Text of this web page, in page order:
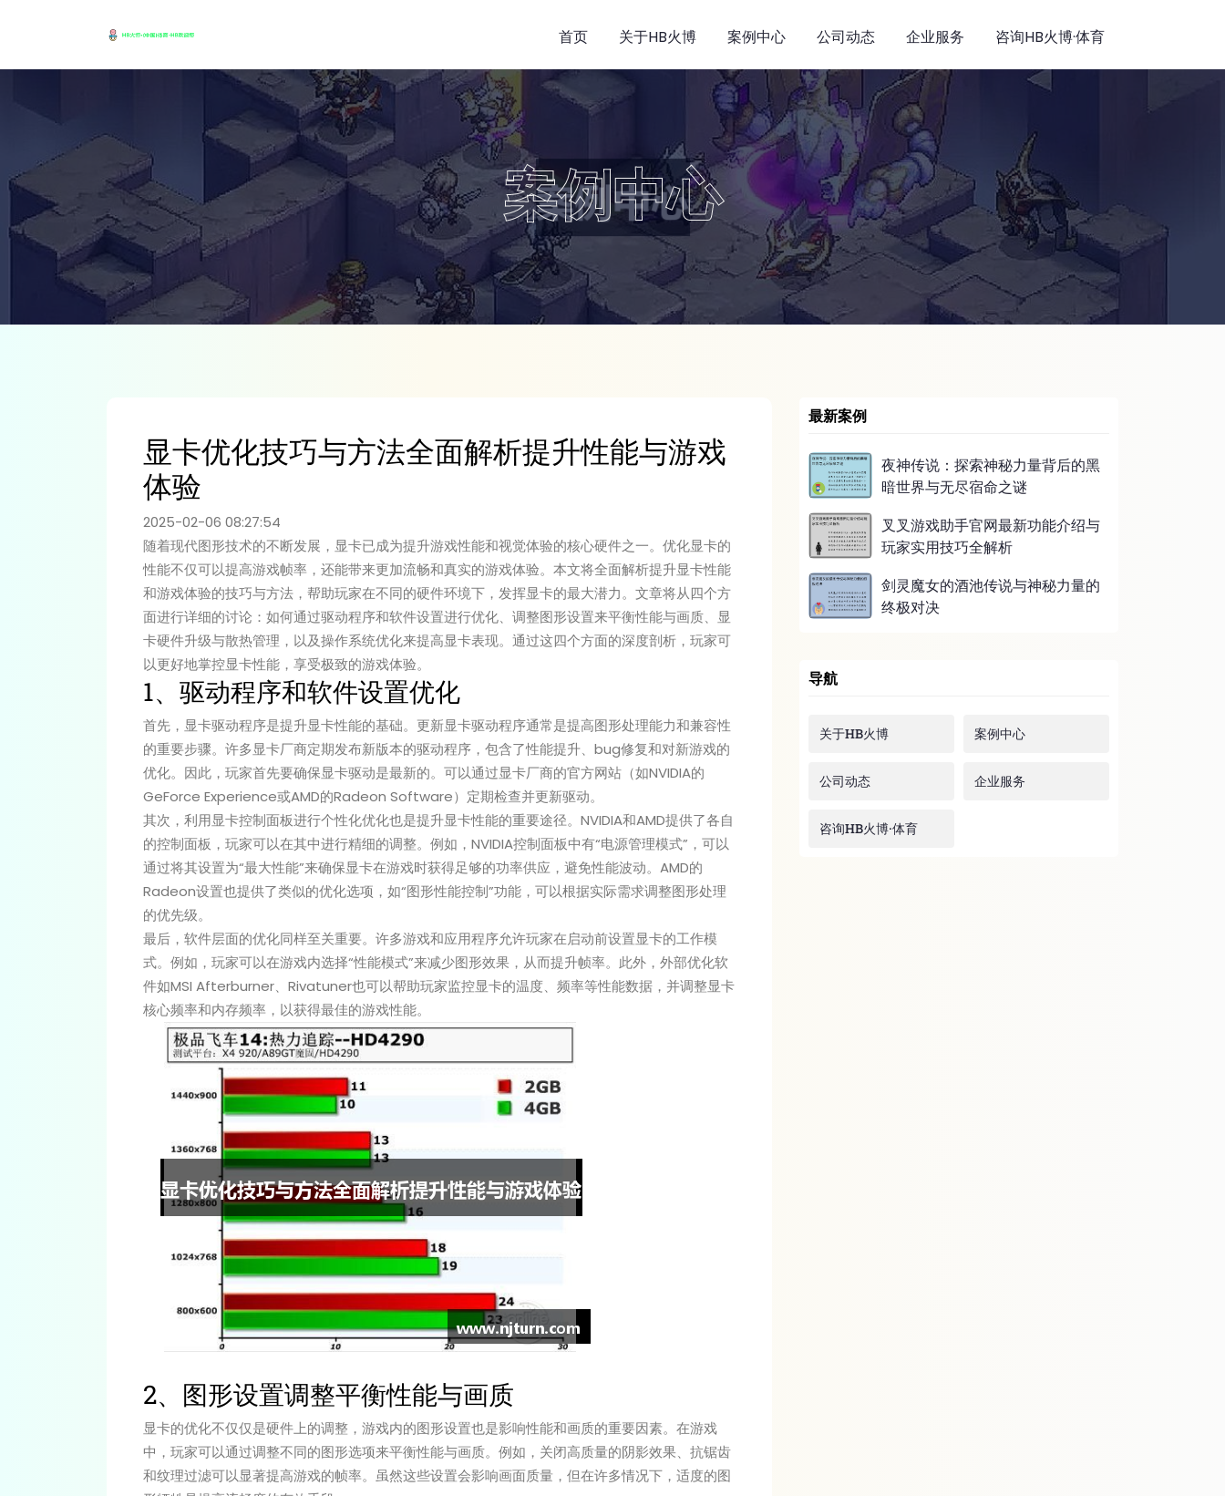
首页 关于HB火博 案例中心 公司动态 企业服务 咨询HB火博·体育
案例中心
显卡优化技巧与方法全面解析提升性能与游戏
体验
2025-02-06 08:27:54
随着现代图形技术的不断发展，显卡已成为提升游戏性能和视觉体验的核心硬件之一。优化显卡的
性能不仅可以提高游戏帧率，还能带来更加流畅和真实的游戏体验。本文将全面解析提升显卡性能
和游戏体验的技巧与方法，帮助玩家在不同的硬件环境下，发挥显卡的最大潜力。文章将从四个方
面进行详细的讨论：如何通过驱动程序和软件设置进行优化、调整图形设置来平衡性能与画质、显
卡硬件升级与散热管理，以及操作系统优化来提高显卡表现。通过这四个方面的深度剖析，玩家可
以更好地掌控显卡性能，享受极致的游戏体验。
1、驱动程序和软件设置优化
首先，显卡驱动程序是提升显卡性能的基础。更新显卡驱动程序通常是提高图形处理能力和兼容性
的重要步骤。许多显卡厂商定期发布新版本的驱动程序，包含了性能提升、bug修复和对新游戏的
优化。因此，玩家首先要确保显卡驱动是最新的。可以通过显卡厂商的官方网站（如NVIDIA的
GeForce Experience或AMD的Radeon Software）定期检查并更新驱动。
其次，利用显卡控制面板进行个性化优化也是提升显卡性能的重要途径。NVIDIA和AMD提供了各自
的控制面板，玩家可以在其中进行精细的调整。例如，NVIDIA控制面板中有“电源管理模式”，可以
通过将其设置为“最大性能”来确保显卡在游戏时获得足够的功率供应，避免性能波动。AMD的
Radeon设置也提供了类似的优化选项，如“图形性能控制”功能，可以根据实际需求调整图形处理
的优先级。
最后，软件层面的优化同样至关重要。许多游戏和应用程序允许玩家在启动前设置显卡的工作模
式。例如，玩家可以在游戏内选择“性能模式”来减少图形效果，从而提升帧率。此外，外部优化软
件如MSI Afterburner、Rivatuner也可以帮助玩家监控显卡的温度、频率等性能数据，并调整显卡
核心频率和内存频率，以获得最佳的游戏性能。
2、图形设置调整平衡性能与画质
显卡的优化不仅仅是硬件上的调整，游戏内的图形设置也是影响性能和画质的重要因素。在游戏
中，玩家可以通过调整不同的图形选项来平衡性能与画质。例如，关闭高质量的阴影效果、抗锯齿
和纹理过滤可以显著提高游戏的帧率。虽然这些设置会影响画面质量，但在许多情况下，适度的图
最新案例
夜神传说：探索神秘力量背后的黑
暗世界与无尽宿命之谜
叉叉游戏助手官网最新功能介绍与
玩家实用技巧全解析
剑灵魔女的酒池传说与神秘力量的
终极对决
导航
关于HB火博 案例中心
公司动态 企业服务
咨询HB火博·体育